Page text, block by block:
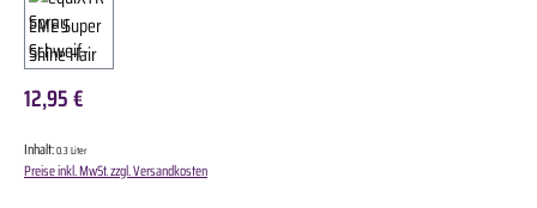
12,95 €
Inhalt:0.3 Liter
Preise inkl. MwSt. zzgl. Versandkosten